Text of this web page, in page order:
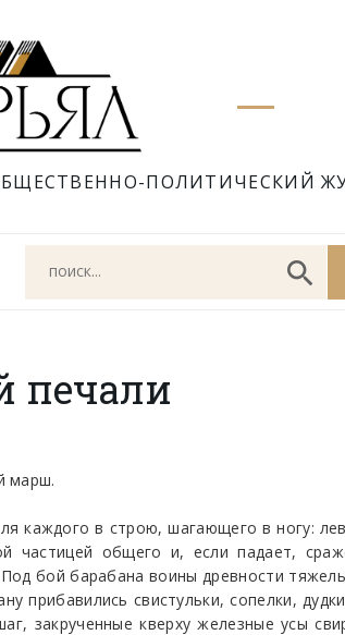
ПОЛИТИЧЕСКИЙ
печали
марш.
каждого в строю, шагающего в ногу:
общего и, если падает,
бой барабана воины древности
свистульки, сопелки,
закрученные кверху железные усы